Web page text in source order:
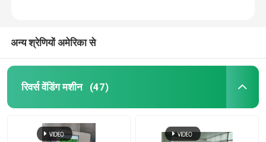
अन्य श्रेणियों अमेरिका से
रिवर्स वेंडिंग मशीन (47)